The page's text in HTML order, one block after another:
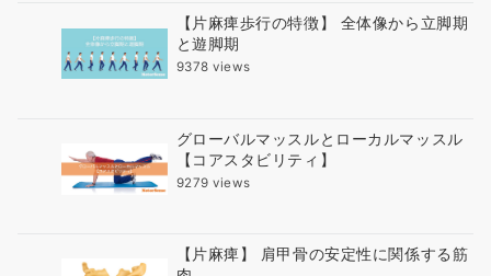
【片麻痺歩行の特徴】 全体像から立脚期
と遊脚期
9378 views
グローバルマッスルとローカルマッスル
【コアスタビリティ】
9279 views
【片麻痺】 肩甲骨の安定性に関係する筋